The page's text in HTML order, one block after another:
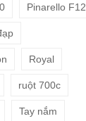
Pinarello F12
Royal
ruột 700c
Tay nắm